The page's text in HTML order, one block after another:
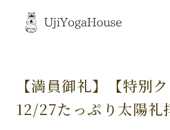
【満員御礼】【特別ク
12/27たっぷり太陽礼